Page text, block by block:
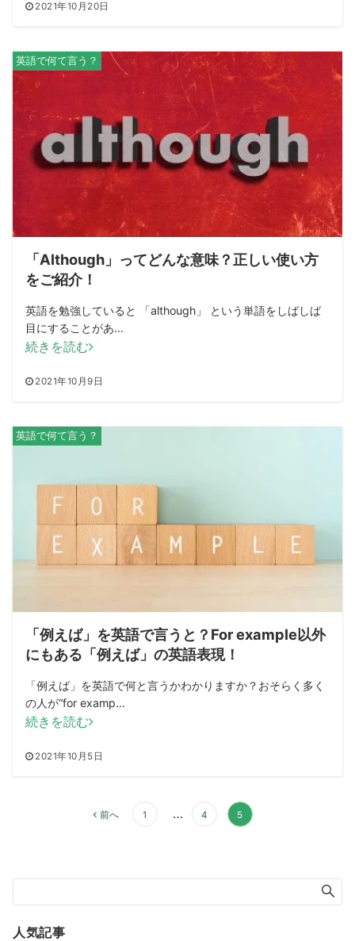
2021年10月20日
英語で何て言う？
「Although」ってどんな意味？正しい使い方
をご紹介！
英語を勉強していると 「although」 という単語をしばしば
目にすることがあ...
2021年10月9日
続きを読む
英語で何て言う？
「例えば」を英語で言うと？For example以外
にもある「例えば」の英語表現！
「例えば」を英語で何と言うかわかりますか？おそらく多く
の人が“for examp...
2021年10月5日
続きを読む
ジ
送
前へ 1 … 4 5
人気記事